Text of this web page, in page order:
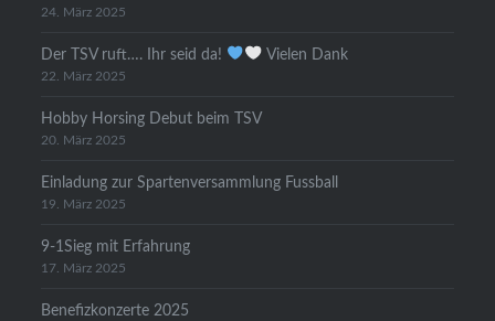
24. März 2025
Der TSV ruft…. Ihr seid da! Vielen Dank
22. März 2025
Hobby Horsing Debut beim TSV
20. März 2025
Einladung zur Spartenversammlung Fussball
19. März 2025
9-1Sieg mit Erfahrung
17. März 2025
Benefizkonzerte 2025